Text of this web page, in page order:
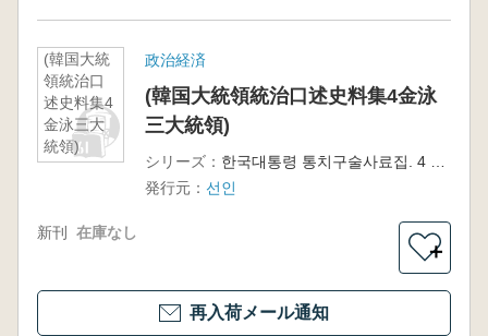
(韓国大統
領統治口
述史料集4
金泳三大
統領)
政治経済
(韓国大統領統治口述史料集4金泳
三大統領)
シリーズ：
発行元： 선인
新刊 在庫なし
＋
再入荷メール通知